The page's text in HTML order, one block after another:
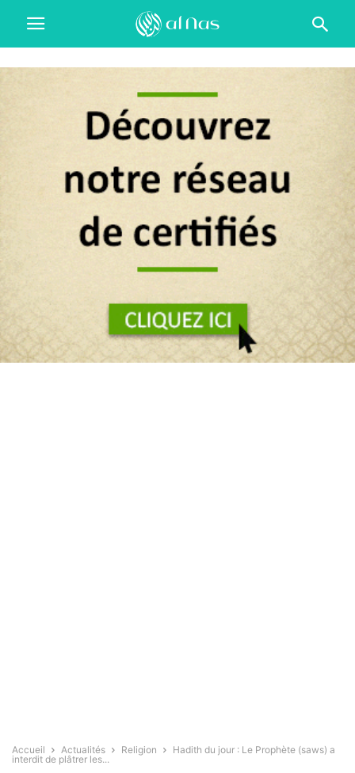
Accueil Actualités Religion
Hadith du jour : Le Prophète (saws) a
interdit de plâtrer les...